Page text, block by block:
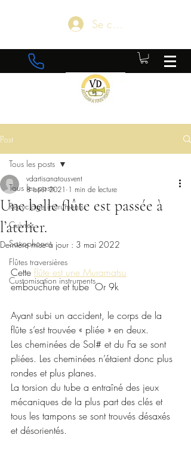
Se connecter
Post
Tous les posts
Recyclage instruments
Cuivres
Saxophones
Flûtes traversières
Customisation instruments
Tous les posts
Une belle flûte est passée à
l’atelier.
vdartisanatousvent
8 août 2021 1 min de lecture
Dernière mise à jour : 3 mai 2022
Cette flûte est une Muramatsu
embouchure et tube  Or 9k
Ayant subi un accident, le corps de la
flûte s’est trouvée « pliée » en deux.
Les cheminées de Sol# et du Fa se sont
pliées. Les cheminées n’étaient donc plus
rondes et plus planes.
La torsion du tube a entraîné des jeux
mécaniques de la plus part des clés et
tous les tampons se sont trouvés désaxés
et désorientés.